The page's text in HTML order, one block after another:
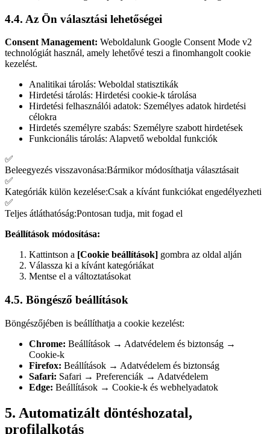
4.4. Az Ön választási lehetőségei
Consent Management: Weboldalunk Google Consent Mode v2
technológiát használ, amely lehetővé teszi a finomhangolt cookie
kezelést.
Analitikai tárolás: Weboldal statisztikák
Hirdetési tárolás: Hirdetési cookie-k tárolása
Hirdetési felhasználói adatok: Személyes adatok hirdetési
célokra
Hirdetés személyre szabás: Személyre szabott hirdetések
Funkcionális tárolás: Alapvető weboldal funkciók
✅
Beleegyezés visszavonása:Bármikor módosíthatja választásait
✅
Kategóriák külön kezelése:Csak a kívánt funkciókat engedélyezheti
✅
Teljes átláthatóság:Pontosan tudja, mit fogad el
Beállítások módosítása:
Kattintson a [Cookie beállítások] gombra az oldal alján
Válassza ki a kívánt kategóriákat
Mentse el a változtatásokat
4.5. Böngésző beállítások
Böngészőjében is beállíthatja a cookie kezelést:
Chrome: Beállítások → Adatvédelem és biztonság →
Cookie-k
Firefox: Beállítások → Adatvédelem és biztonság
Safari: Safari → Preferenciák → Adatvédelem
Edge: Beállítások → Cookie-k és webhelyadatok
5. Automatizált döntéshozatal,
profilalkotás